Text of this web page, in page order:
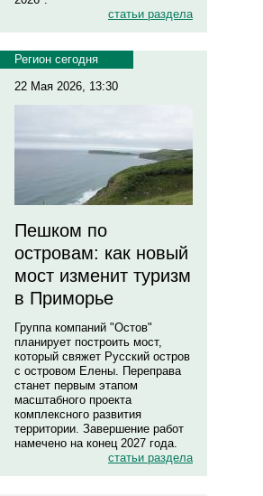
статьи раздела
Регион сегодня
22 Мая 2026, 13:30
Пешком по
островам: как новый
мост изменит туризм
в Приморье
Группа компаний "Остов"
планирует построить мост,
который свяжет Русский остров
с островом Елены. Переправа
станет первым этапом
масштабного проекта
комплексного развития
территории. Завершение работ
намечено на конец 2027 года.
статьи раздела